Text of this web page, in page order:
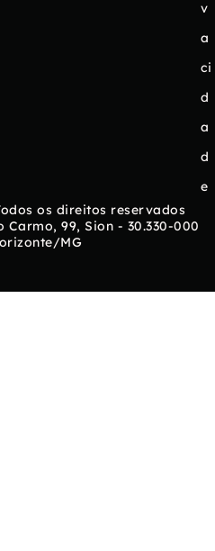
v
a
ci
d
a
d
e
os direitos reservados
Carmo, 99, Sion - 30.330-000
MG